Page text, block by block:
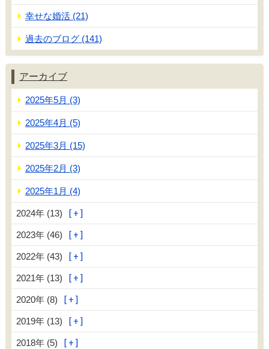
幸せな婚活 (21)
過去のブログ (141)
アーカイブ
2025年5月 (3)
2025年4月 (5)
2025年3月 (15)
2025年2月 (3)
2025年1月 (4)
2024年 (13)
2023年 (46)
2022年 (43)
2021年 (13)
2020年 (8)
2019年 (13)
2018年 (5)